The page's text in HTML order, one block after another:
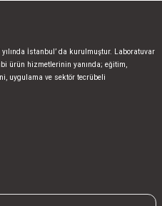
İstanbul’ da kurulmuştur. Laboratuvar
ürün hizmetlerinin yanında; eğitim,
uygulama ve sektör tecrübeli